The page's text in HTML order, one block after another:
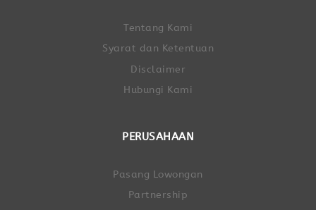
Tentang Kami
Syarat dan Ketentuan
Disclaimer
Hubungi Kami
PERUSAHAAN
Pasang Lowongan
Partnership